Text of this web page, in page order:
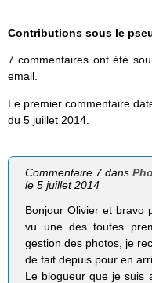
Contributions sous le
7 commentaires ont été
email.
Le premier commentaire
du 5 juillet 2014.
Commentaire 7 dans
le 5 juillet 2014
Bonjour Olivier et bravo
vu une des toutes
gestion des photos, je
de fait depuis pour en
Le blogueur que je suis